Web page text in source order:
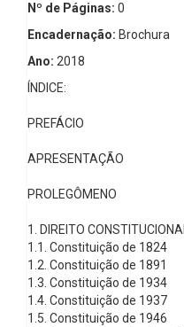
Nº de Páginas: 0
Encadernação: Brochura
Ano: 2018
ÍNDICE:
PREFÁCIO
APRESENTAÇÃO
PROLEGÔMENO
1. DIREITO
1.1. Constituição de 1824
1.2. Constituição de 1891
1.3. Constituição de 1934
1.4. Constituição de 1937
1.5. Constituição de 1946